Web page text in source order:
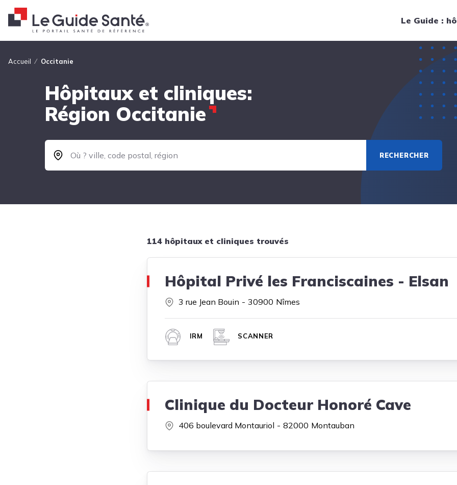
Le Guide :
Fil d'Ariane
Accueil Occitanie
Hôpitaux et cliniques:
Région Occitanie
RECHERCHER
114 hôpitaux et cliniques trouvés
Hôpital Privé les Franciscaines - Elsan
3 rue Jean Bouin 30900 Nîmes
IRM SCANNER
Clinique du Docteur Honoré Cave
406 boulevard Montauriol 82000 Montauban